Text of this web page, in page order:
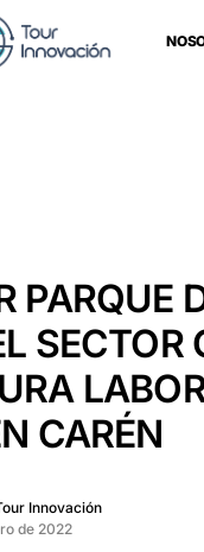
PARQUE
CARÉN
Innovación
de 2022